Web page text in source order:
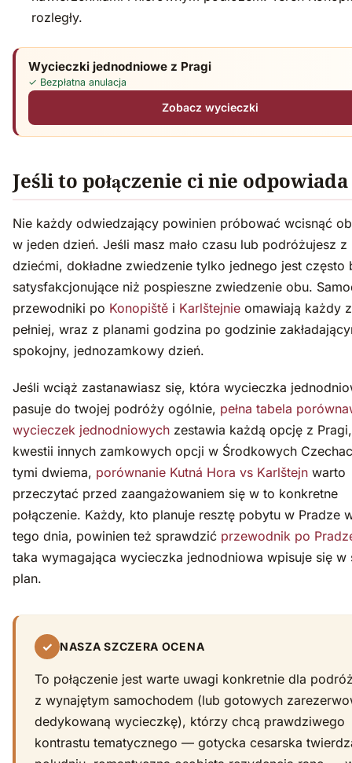
rozległy.
Wycieczki jednodniowe z Pragi
✓ Bezpłatna anulacja
Zobacz wycieczki
Jeśli to połączenie ci nie odpowiada
Nie każdy odwiedzający powinien próbować wcisnąć
w jeden dzień. Jeśli masz mało czasu lub podróżujesz z
dziećmi, dokładne zwiedzenie tylko jednego jest często
satysfakcjonujące niż pospieszne zwiedzenie obu.
przewodniki po Konopiště i Karlštejnie omawiają każdy
pełniej, wraz z planami godzina po godzinie
spokojny, jednozamkowy dzień.
Jeśli wciąż zastanawiasz się, która wycieczka
pasuje do twojej podróży ogólnie, pełna tabela
wycieczek jednodniowych zestawia każdą opcję z
kwestii innych zamkowych opcji w Środkowych
tymi dwiema, porównanie Kutná Hora vs Karlštejn warto
przeczytać przed zaangażowaniem się w to konkretne
połączenie. Każdy, kto planuje resztę pobytu w Pradze
tego dnia, powinien też sprawdzić przewodnik po
taka wymagająca wycieczka jednodniowa wpisuje się w
plan.
✓ NASZA SZCZERA OCENA
To połączenie jest warte uwagi konkretnie dla
z wynajętym samochodem (lub gotowych
dedykowaną wycieczkę), którzy chcą prawdziwego
kontrastu tematycznego — gotycka cesarska